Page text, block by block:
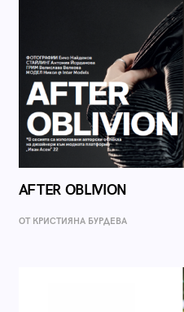
AFTER OBLIVION
ОТ КРИСТИЯНА БУРДЕВА